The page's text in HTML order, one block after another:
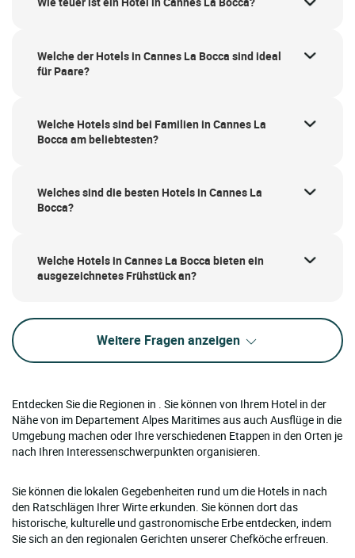
Welche der Hotels in Cannes La Bocca sind ideal
für Paare?
Welche Hotels sind bei Familien in Cannes La
Bocca am beliebtesten?
Welches sind die besten Hotels in Cannes La
Bocca?
Welche Hotels in Cannes La Bocca bieten ein
ausgezeichnetes Frühstück an?
Weitere Fragen anzeigen
Entdecken Sie die Regionen in . Sie können von Ihrem Hotel in der
Nähe von im Departement Alpes Maritimes aus auch Ausflüge in die
Umgebung machen oder Ihre verschiedenen Etappen in den Orten je
nach Ihren Interessenschwerpunkten organisieren.
Sie können die lokalen Gegebenheiten rund um die Hotels in nach
den Ratschlägen Ihrer Wirte erkunden. Sie können dort das
historische, kulturelle und gastronomische Erbe entdecken, indem
Sie sich an den regionalen Gerichten unserer Chefköche erfreuen.